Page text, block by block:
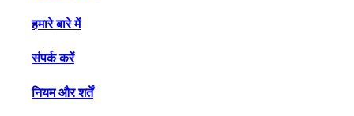
हमारे बारे में
संपर्क करें
नियम और शर्तें